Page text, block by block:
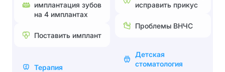
имплантация зубов
на 4 имплантах
Поставить имплант
Терапия
исправить прикус
Проблемы ВНЧС
Детская
стоматология